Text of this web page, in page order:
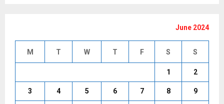
June 2024
M T W T F S S
1 2
3 4 5 6 7 8 9